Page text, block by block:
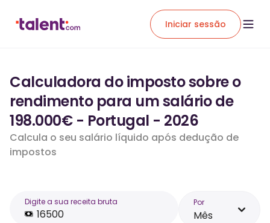
Iniciar sessão
Calculadora do imposto sobre o
rendimento para um salário de
198.000€ - Portugal - 2026
Calcula o seu salário líquido após dedução de
impostos
Digite a sua receita bruta Por
Mês